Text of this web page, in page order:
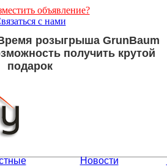
объявление?
с нами
розыгрыша GrunBaum
получить крутой
подарок
Новости